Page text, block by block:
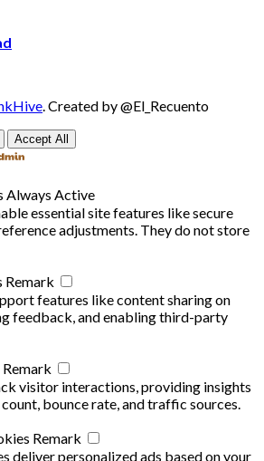
Created by @El_Recuento
Accept All
Always Active
essential site features like secure
adjustments. They do not store
Remark
features like content sharing on
feedback, and enabling third-party
Remark
visitor interactions, providing insights
bounce rate, and traffic sources.
Remark
deliver personalized ads based on your